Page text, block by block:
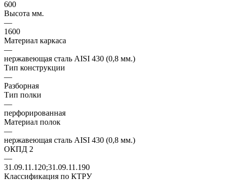
600
Высота мм.
—
1600
Материал каркаса
—
нержавеющая сталь AISI 430 (0,8 мм.)
Тип конструкции
—
Разборная
Тип полки
—
перфорированная
Материал полок
—
нержавеющая сталь AISI 430 (0,8 мм.)
ОКПД 2
—
31.09.11.120;31.09.11.190
Классификация по КТРУ